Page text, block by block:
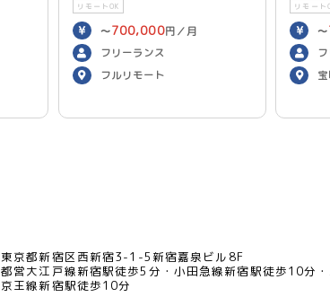
リモートOK
〜700,000円／月
フリーランス
フルリモート
リモート
〜
東京都新宿区西新宿3-1-5新宿嘉泉ビル8F
都営大江戸線新宿駅徒歩5分 小田急線新宿駅徒歩10分
京王線新宿駅徒歩10分